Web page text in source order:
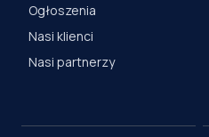
Ogłoszenia
Nasi klienci
Nasi partnerzy